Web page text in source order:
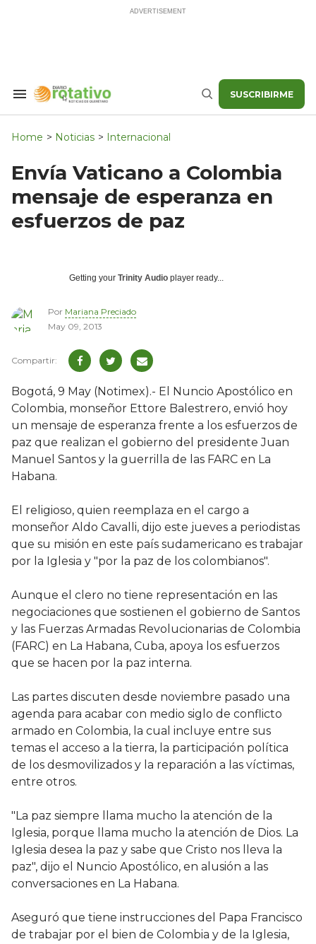
Search
Navigation
Buscar SUSCRIBIRME
Home > Noticias > Internacional
Envía Vaticano a Colombia
mensaje de esperanza en
esfuerzos de paz
Getting your Trinity Audio player ready...
Por Mariana Preciado
May 09, 2013
Bogotá, 9 May (Notimex).- El Nuncio Apostólico en
Colombia, monseñor Ettore Balestrero, envió hoy
un mensaje de esperanza frente a los esfuerzos de
paz que realizan el gobierno del presidente Juan
Manuel Santos y la guerrilla de las FARC en La
Habana.
El religioso, quien reemplaza en el cargo a
monseñor Aldo Cavalli, dijo este jueves a periodistas
que su misión en este país sudamericano es trabajar
por la Iglesia y "por la paz de los colombianos".
Aunque el clero no tiene representación en las
negociaciones que sostienen el gobierno de Santos
y las Fuerzas Armadas Revolucionarias de Colombia
(FARC) en La Habana, Cuba, apoya los esfuerzos
que se hacen por la paz interna.
Las partes discuten desde noviembre pasado una
agenda para acabar con medio siglo de conflicto
armado en Colombia, la cual incluye entre sus
temas el acceso a la tierra, la participación política
de los desmovilizados y la reparación a las víctimas,
entre otros.
"La paz siempre llama mucho la atención de la
Iglesia, porque llama mucho la atención de Dios. La
Iglesia desea la paz y sabe que Cristo nos lleva la
paz", dijo el Nuncio Apostólico, en alusión a las
conversaciones en La Habana.
Aseguró que tiene instrucciones del Papa Francisco
de trabajar por el bien de Colombia y de la Iglesia,